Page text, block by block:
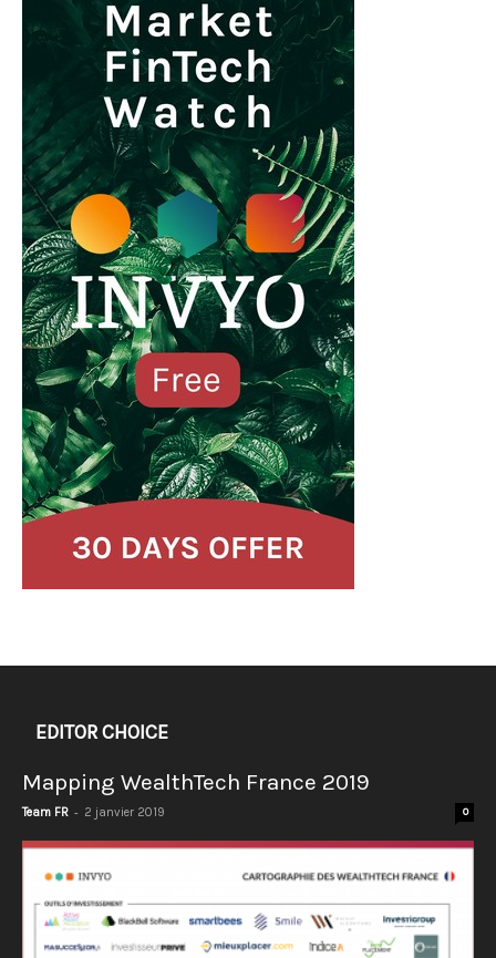
EDITOR CHOICE
Mapping WealthTech France 2019
Team FR - 2 janvier 2019 0